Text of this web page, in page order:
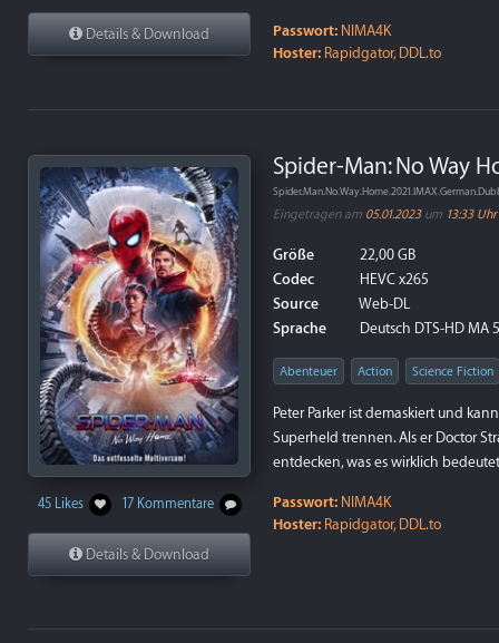
Details & Download Passwort: NIMA4K
Hoster: Rapidgator, DDL.to
45 Likes 17 Kommentare
Details & Download
Spider-Man: No Way
Eingetragen am 05.01.2023um 13:33 Uhr
Größe
22,00 GB
Codec
HEVC x265
Source
Web-DL
Sprache
Deutsch DTS-HD MA
Abenteuer Action Science Fiction
Peter Parker ist demaskiert und
Superheld trennen. Als er Doctor
entdecken, was es wirklich
Passwort: NIMA4K
Hoster: Rapidgator, DDL.to